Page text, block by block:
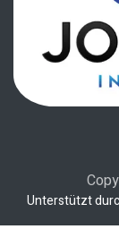
Unterstützt